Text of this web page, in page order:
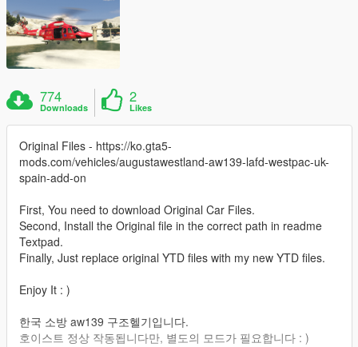
774
Downloads
2
Likes
Original Files - https://ko.gta5-
mods.com/vehicles/augustawestland-aw139-lafd-westpac-uk-
spain-add-on
First, You need to download Original Car Files.
Second, Install the Original file in the correct path in readme
Textpad.
Finally, Just replace original YTD files with my new YTD files.
Enjoy It : )
한국 소방 aw139 구조헬기입니다.
호이스트 정상 작동됩니다만, 별도의 모드가 필요합니다 : )